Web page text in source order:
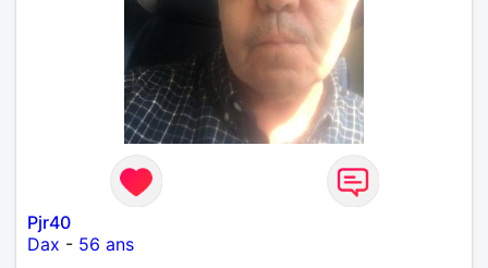
Pjr40
Dax - 56 ans